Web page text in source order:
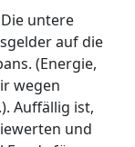
untere
auf die
(Energie,
wegen
Auffällig ist,
und